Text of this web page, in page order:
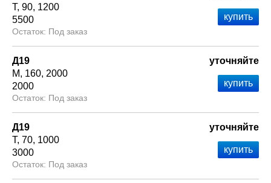
Т 90 1200
5500
Под заказ
Д19
М
160 2000
2000
Под заказ
уточняйте
Д19
Т 70 1000
3000
Под заказ
уточняйте